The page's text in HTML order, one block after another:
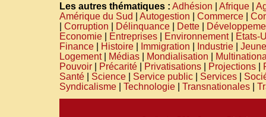
Les autres thématiques : Adhésion | Afrique |
Amérique du Sud | Autogestion | Commerce |
| Corruption | Délinquance | Dette |
Economie | Entreprises | Environnement| Etats-
Finance | Histoire | Immigration | Industrie |
Logement| Médias | Mondialisation |
Pouvoir | Précarité | Privatisations | Projections |
Santé | Science | Service public | Services |
Syndicalisme | Technologie | Transnationales |